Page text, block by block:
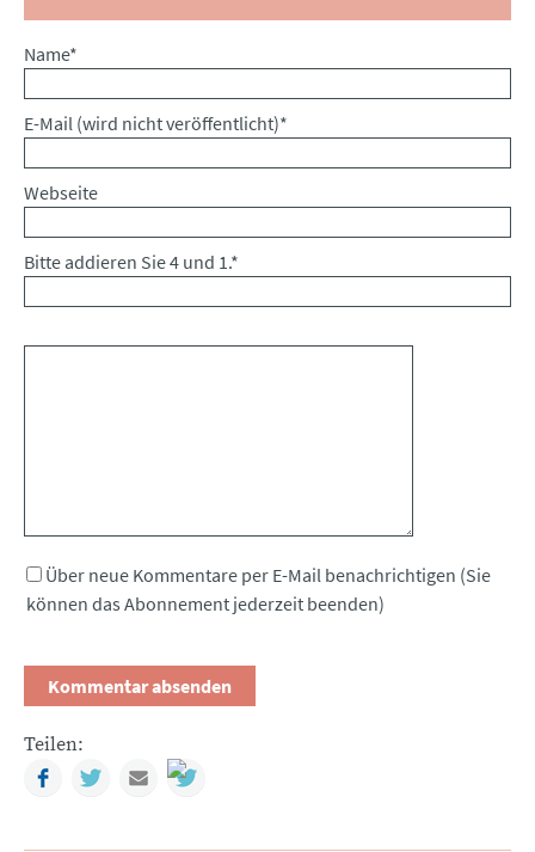
Pflichtfeld
Name*
Pflichtfeld
E-Mail (wird nicht veröffentlicht)*
Webseite
Bitte addieren Sie 4 und 1.*
Über neue Kommentare per E-Mail benachrichtigen (Sie
können das Abonnement jederzeit beenden)
Teilen:
FacebookTwitterMail